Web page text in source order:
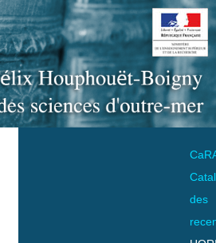
des